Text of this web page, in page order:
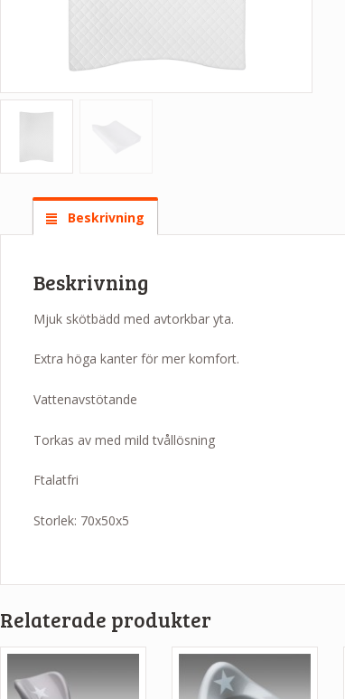
Beskrivning
Beskrivning
Mjuk skötbädd med avtorkbar yta.
Extra höga kanter för mer komfort.
Vattenavstötande
Torkas av med mild tvållösning
Ftalatfri
Storlek: 70x50x5
Relaterade produkter